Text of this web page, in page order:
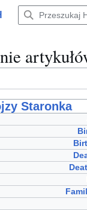
Staronka